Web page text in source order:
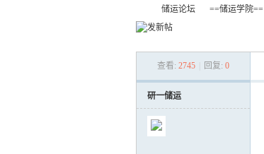
储运论坛 ==储运学院==
查看: 2745 回复: 0
研一储运